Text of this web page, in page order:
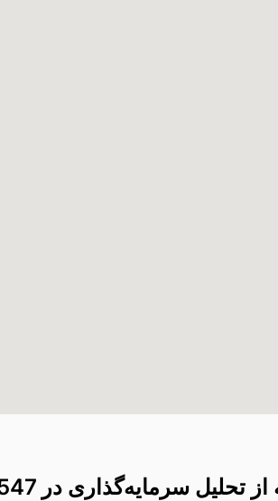
تحلیل سرمایه‌گذاری در 13547